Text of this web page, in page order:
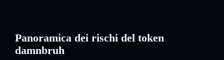
Panoramica dei rischi del token
damnbruh